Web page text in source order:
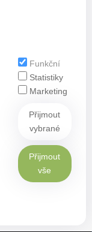
Funkční
Statistiky
Marketing
Přijmout
vybrané
Přijmout
vše